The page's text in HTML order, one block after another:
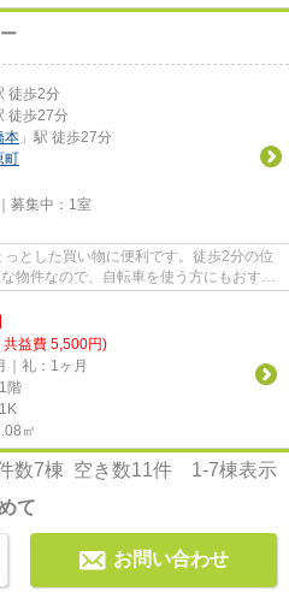
徒歩2分
徒歩27分
本 」駅 徒歩27分
町
募集中： 1室
とした買い物に便利です。徒歩2分の位
物件なので、自転車を使う方にもおすす
共益費 5,500円)
｜礼：1ヶ月
階
㎡
数7棟 空き数11件 1-7棟表示
て
お問い合わせ